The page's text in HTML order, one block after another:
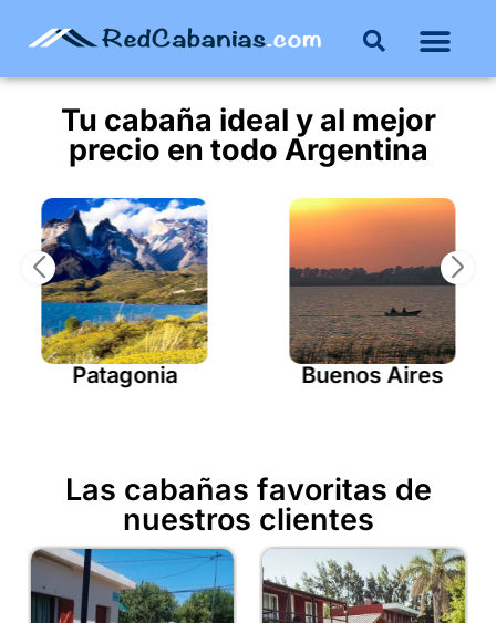
Tu cabaña ideal y al mejor
precio en todo Argentina
Patagonia Buenos Aires
Las cabañas favoritas de
nuestros clientes